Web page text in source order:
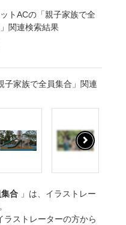
トACの「親子家族で全
関連検索結果
子家族で全員集合」関連
合 」は、イラストレー
ラストレーターの方から